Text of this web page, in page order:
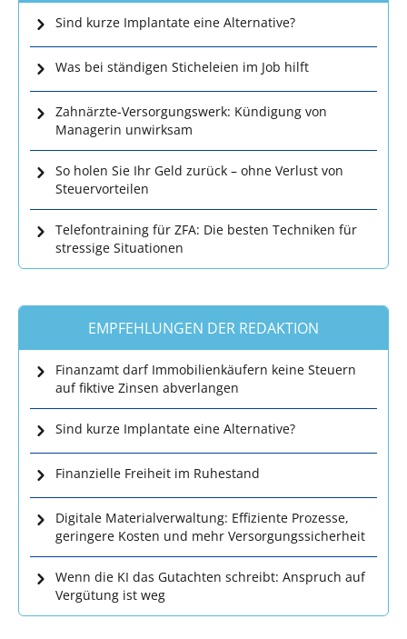
Sind kurze Implantate eine Alternative?
Was bei ständigen Sticheleien im Job hilft
Zahnärzte-Versorgungswerk: Kündigung von
Managerin unwirksam
So holen Sie Ihr Geld zurück – ohne Verlust von
Steuervorteilen
Telefontraining für ZFA: Die besten Techniken für
stressige Situationen
EMPFEHLUNGEN DER REDAKTION
Finanzamt darf Immobilienkäufern keine Steuern
auf fiktive Zinsen abverlangen
Sind kurze Implantate eine Alternative?
Finanzielle Freiheit im Ruhestand
Digitale Materialverwaltung: Effiziente Prozesse,
geringere Kosten und mehr Versorgungssicherheit
Wenn die KI das Gutachten schreibt: Anspruch auf
Vergütung ist weg